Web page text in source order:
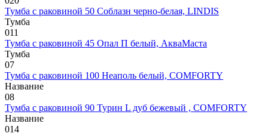
Тумба с раковиной 50 Соблазн черно-белая, LINDIS
Тумба
011
Тумба с раковиной 45 Опал П белый, АкваМаста
Тумба
07
Тумба с раковиной 100 Неаполь белый, COMFORTY
Название
08
Тумба с раковиной 90 Турин L дуб бежевый , COMFORTY
Название
014